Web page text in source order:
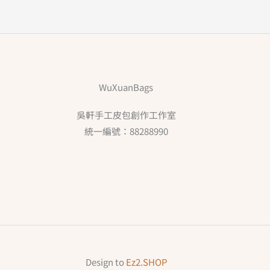
WuXuanBags
吳軒手工皮包創作工作室
統一編號：88288990
Design toEz2.SHOP